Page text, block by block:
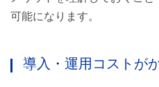
可能になります。
導入・運用コストが